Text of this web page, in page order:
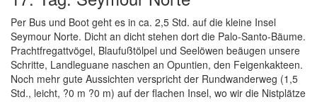
Per Bus und Boot geht es in ca. 2,5 Std. auf die kleine Insel
Seymour Norte. Dicht an dicht stehen dort die Palo-Santo-Bäume.
Prachtfregattvögel, Blaufußtölpel und Seelöwen beäugen unsere
Schritte, Landleguane naschen an Opuntien, den Feigenkakteen.
Noch mehr gute Aussichten verspricht der Rundwanderweg (1,5
Std., leicht, ?0 m ?0 m) auf der flachen Insel, wo wir die Nistplätze